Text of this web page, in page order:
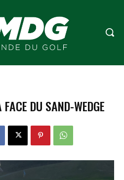
DU SAND-WEDGE